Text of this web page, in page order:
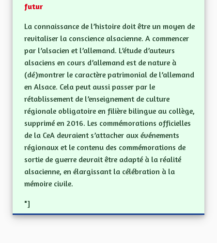
futur
La connaissance de l’histoire doit être un moyen de
revitaliser la conscience alsacienne. A commencer
par l’alsacien et l’allemand. L’étude d’auteurs
alsaciens en cours d’allemand est de nature à
(dé)montrer le caractère patrimonial de l’allemand
en Alsace. Cela peut aussi passer par le
rétablissement de l’enseignement de culture
régionale obligatoire en filière bilingue au collège,
supprimé en 2016. Les commémorations officielles
de la CeA devraient s’attacher aux événements
régionaux et le contenu des commémorations de
sortie de guerre devrait être adapté à la réalité
alsacienne, en élargissant la célébration à la
mémoire civile.
"]